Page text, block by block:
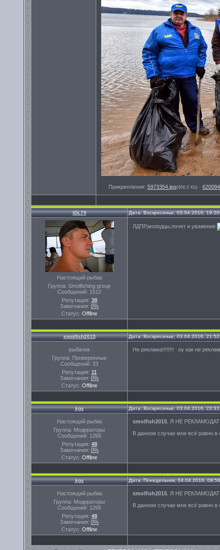
Прикрепления: 5973354.jpg(466.0 Kb) ·
IDL79 Дата: Воскресенье, 03.04.2016,
Настоящий рыбак
Группа: Smolfishing group
Сообщений: 1512
Репутация: 38
Замечания: 0%
Статус: Offline
ЛДПР,молодцы,почет и уважение
smolfish2015 Дата: Воскресенье, 03.04.2016,
рыбачок
Группа: Проверенные
Сообщений: 33
Репутация: 11
Замечания: 0%
Статус: Offline
Не реклама!!!!!!!! ну как не
kgv Дата: Воскресенье, 03.04.2016,
Настоящий рыбак
Группа: Модераторы
Сообщений: 1266
Репутация: 48
Замечания: 0%
Статус: Offline
smolfish2015 , Я НЕ
В данном случае мне всё равно в
kgv Дата: Понедельник, 04.04.2016,
Настоящий рыбак
Группа: Модераторы
Сообщений: 1266
Репутация: 48
Замечания: 0%
Статус: Offline
smolfish2015 , Я НЕ
В данном случае мне всё равно в